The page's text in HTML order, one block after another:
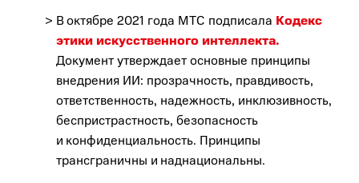
В октябре 2021 года МТС подписала Кодекс
этики искусственного интеллекта.
Документ утверждает основные принципы
внедрения ИИ: прозрачность, правдивость,
ответственность, надежность, инклюзивность,
беспристрастность, безопасность
и конфиденциальность. Принципы
трансграничны и наднациональны.